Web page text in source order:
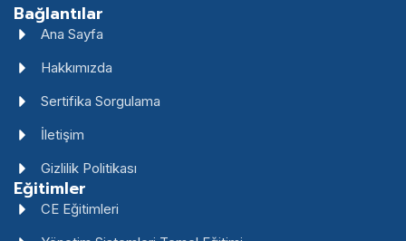
Bağlantılar
Ana Sayfa
Hakkımızda
Sertifika Sorgulama
İletişim
Gizlilik Politikası
Eğitimler
CE Eğitimleri